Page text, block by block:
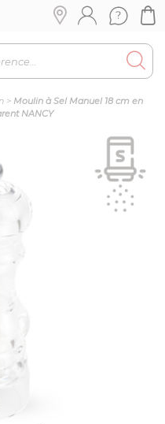
> Moulin à Sel Manuel 18 cm en
NANCY